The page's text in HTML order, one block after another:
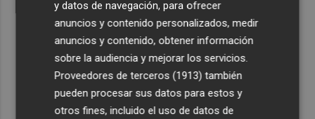
y datos de navegación, para ofrecer
anuncios y contenido personalizados, medir
anuncios y contenido, obtener información
sobre la audiencia y mejorar los servicios.
Proveedores de terceros (1913) también
pueden procesar sus datos para estos y
otros fines, incluido el uso de datos de